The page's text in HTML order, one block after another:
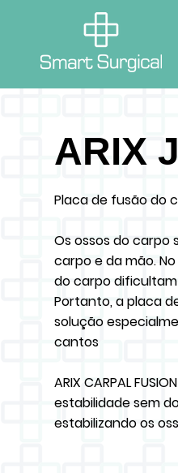
ARIX
Placa de fusão do
Os ossos do carpo
carpo e da mão.
do carpo
Portanto, a placa
solução
cantos
ARIX CARPAL
estabilidade sem
estabilizando os